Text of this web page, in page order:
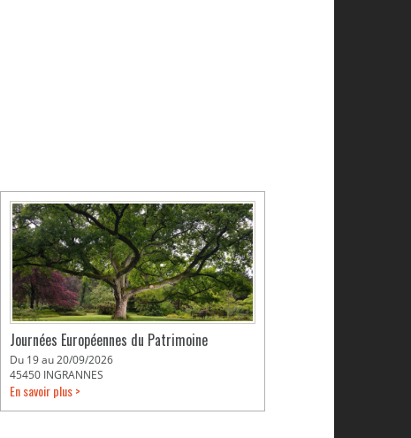
Journées Européennes du Patrimoine
Du 19 au 20/09/2026
45450 INGRANNES
En savoir plus >